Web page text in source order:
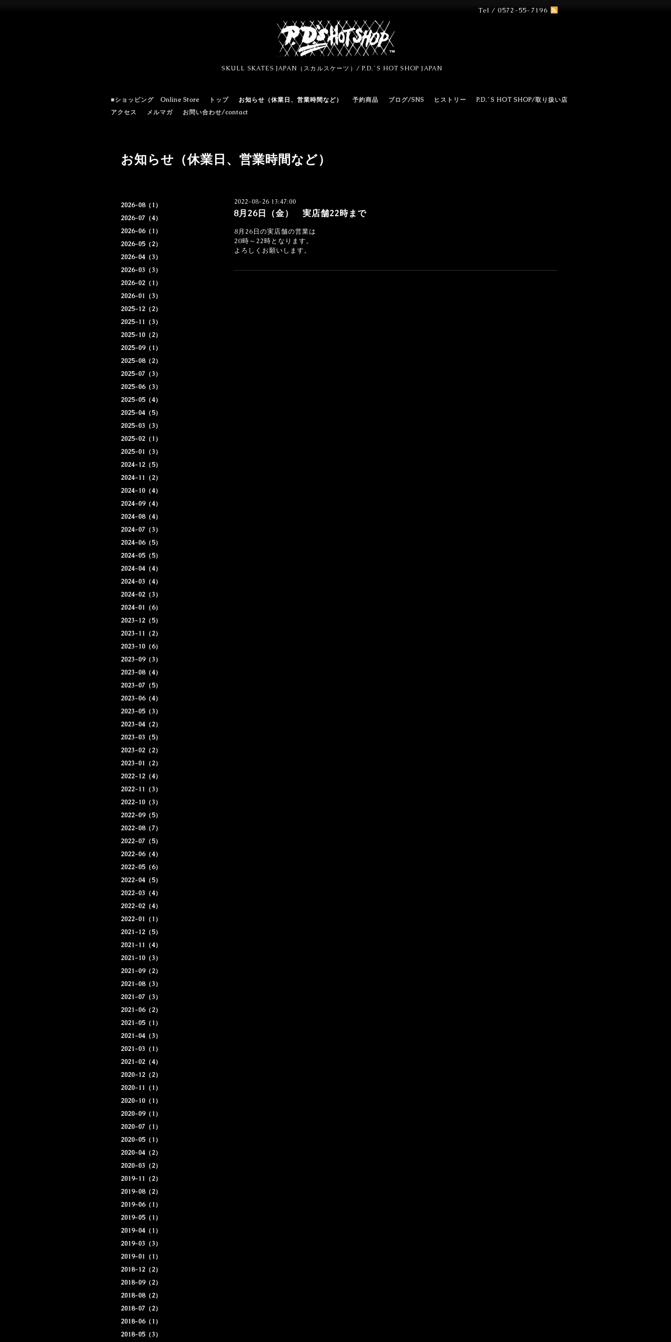
Tel / 0572-55-7196
SKULL SKATES JAPAN（スカルスケーツ）/ P.D.`S HOT SHOP JAPAN
■ショッピング Online Store トップ お知らせ（休業日、営業時間など） 予約商品 ブログ/SNS ヒストリー
P.D.`S HOT SHOP/取り扱い店
アクセス
メルマガ お問い合わせ/contact
2026-08（1）
2026-07（4）
2026-06（1）
2026-05（2）
2026-04（3）
2026-03（3）
2026-02（1）
2026-01（3）
2025-12（2）
2025-11（3）
2025-10（2）
2025-09（1）
2025-08（2）
2025-07（3）
2025-06（3）
2025-05（4）
2025-04（5）
2025-03（3）
2025-02（1）
2025-01（3）
2024-12（5）
2024-11（2）
2024-10（4）
2024-09（4）
2024-08（4）
2024-07（3）
2024-06（5）
2024-05（5）
2024-04（4）
2024-03（4）
2024-02（3）
2024-01（6）
2023-12（5）
2023-11（2）
2023-10（6）
2023-09（3）
2023-08（4）
2023-07（5）
2023-06（4）
2023-05（3）
2023-04（2）
2023-03（5）
2023-02（2）
2023-01（2）
2022-12（4）
2022-11（3）
2022-10（3）
2022-09（5）
2022-08（7）
2022-07（5）
2022-06（4）
2022-05（6）
2022-04（5）
2022-03（4）
2022-02（4）
2022-01（1）
2021-12（5）
2021-11（4）
2021-10（3）
2021-09（2）
2021-08（3）
2021-07（3）
2021-06（2）
2021-05（1）
2021-04（3）
2021-03（1）
2021-02（4）
2020-12（2）
2020-11（1）
2020-10（1）
2020-09（1）
2020-07（1）
2020-05（1）
2020-04（2）
2020-03（2）
2019-11（2）
2019-08（2）
2019-06（1）
2019-05（1）
2019-04（1）
2019-03（3）
2019-01（1）
2018-12（2）
2018-09（2）
2018-08（2）
2018-07（2）
2018-06（1）
2018-05（3）
お知らせ（休業日、営業時間など）
2022-08-26 13:47:00
8月26日（金） 実店舗22時まで
8月26日の実店舗の営業は
20時～22時となります。
よろしくお願いします。